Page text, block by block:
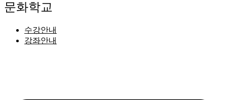
문화학교
수강안내
강좌안내